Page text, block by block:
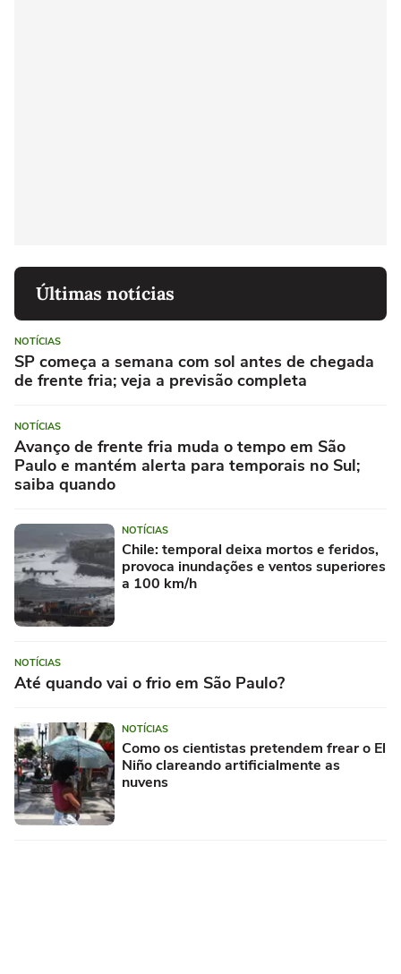
Últimas notícias
NOTÍCIAS
SP começa a semana com sol antes de chegada
de frente fria; veja a previsão completa
NOTÍCIAS
Avanço de frente fria muda o tempo em São
Paulo e mantém alerta para temporais no Sul;
saiba quando
NOTÍCIAS
Chile: temporal deixa mortos e feridos,
provoca inundações e ventos superiores
a 100 km/h
NOTÍCIAS
Até quando vai o frio em São Paulo?
NOTÍCIAS
Como os cientistas pretendem frear o El
Niño clareando artificialmente as
nuvens